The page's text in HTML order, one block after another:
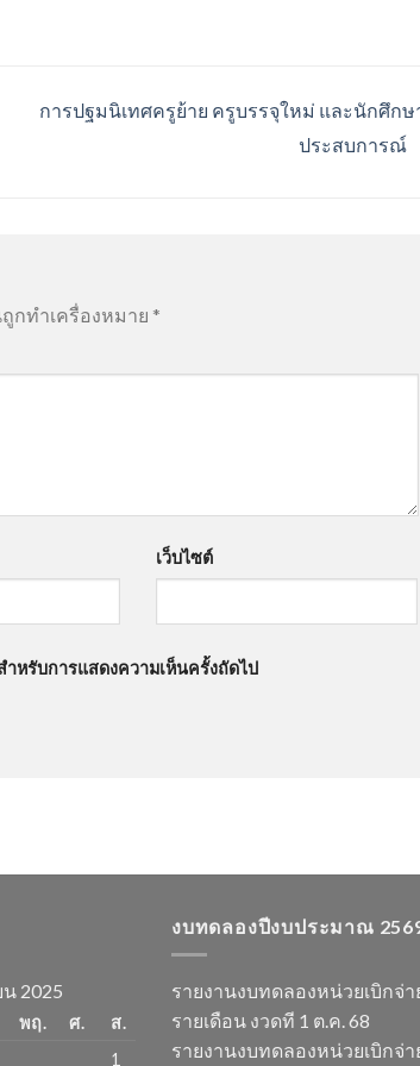
การปฐมนิเทศครูย้าย ครูบรรจุใหม่ และนักศึกษ
ประสบการณ์
กทำเครื่องหมาย *
เว็บไซต์
หรับการแสดงความเห็นครั้งถัดไป
2025
พฤ. ศ.
ส.
1
งบทดลองปีงบประมาณ
รายงานงบทดลองหน่วยเบิกจ่า
รายเดือน งวดที 1 ต.ค. 68
รายงานงบทดลองหน่วยเบิกจ่า